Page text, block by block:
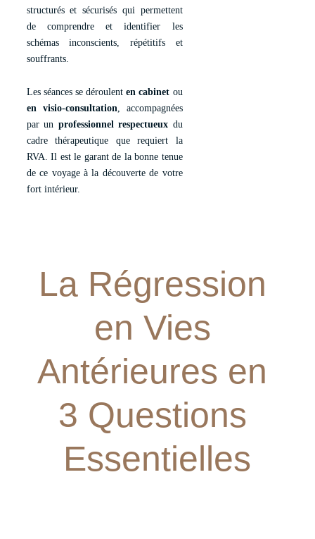
structurés et sécurisés qui permettent
de comprendre et identifier les
schémas inconscients, répétitifs et
souffrants.
Les séances se déroulenten cabinet ou
en visio-consultation, accompagnées
par un professionnel respectueux du
cadre thérapeutique que requiert la
RVA. Il est le garant de la bonne tenue
de ce voyage à la découverte de votre
fort intérieur.
La Régression
en Vies
Antérieures en
3 Questions
Essentielles